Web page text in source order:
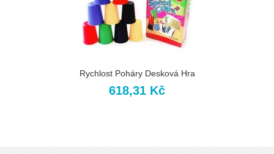
Rychlost Poháry Desková Hra
618,31 Kč